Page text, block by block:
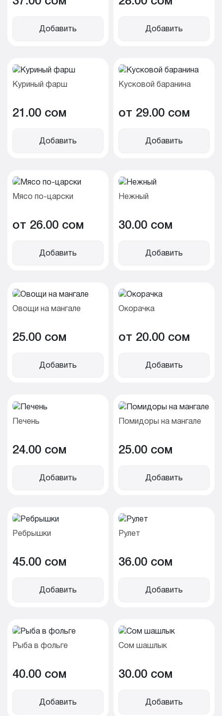
Добавить Добавить
Куриный фарш
21.00 cом
Добавить
Кусковой баранина
от 29.00 cом
Добавить
Мясо по-царски
от 26.00 cом
Добавить
Нежный
30.00 cом
Добавить
Овощи на мангале
25.00 cом
Добавить
Окорачка
от 20.00 cом
Добавить
Печень
24.00 cом
Добавить
Помидоры на мангале
25.00 cом
Добавить
Ребрышки
45.00 cом
Добавить
Рулет
36.00 cом
Добавить
Рыба в фольге
40.00 cом
Добавить
Сом шашлык
30.00 cом
Добавить